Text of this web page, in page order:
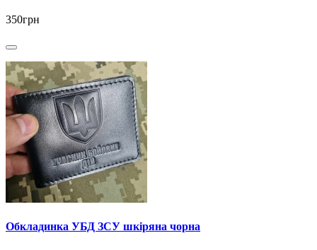
350грн
Обкладинка УБД ЗСУ шкіряна чорна